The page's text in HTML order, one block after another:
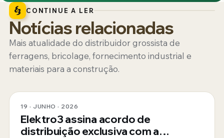
CONTINUE A LER
Notícias relacionadas
Mais atualidade do distribuidor grossista de
ferragens, bricolage, fornecimento industrial e
materiais para a construção.
19 · JUNHO · 2026
Elektro3 assina acordo de
distribuição exclusiva com a